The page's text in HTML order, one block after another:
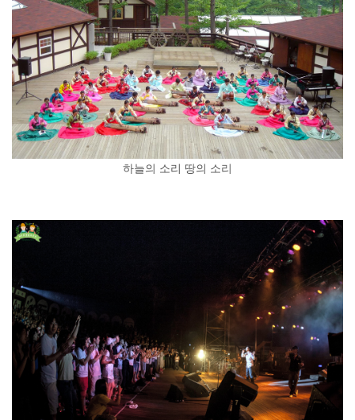
하늘의 소리 땅의 소리